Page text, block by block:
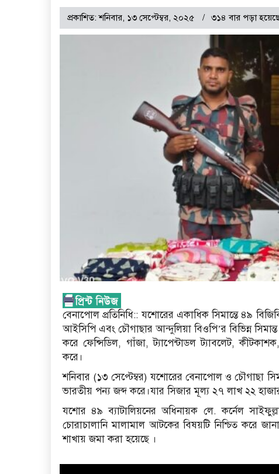
প্রকাশিত: শনিবার, ১৩ সেপ্টেম্বর, ২০২৫ ৩১৪ বার পড়া
বেনাপোল প্রতিনিধি:: যশোরের একাধিক সিমান্তে ৪৯
আইসিপি এবং চৌগাছার আন্দুলিয়া বিওপি’র বিভিন্ন
করে ফেন্সিডিল, গাঁজা, ট্যাপেন্টাডল ট্যাবলেট,
করে।
শনিবার (১৩ সেপ্টেম্বর) যশোরের বেনাপোল ও চৌগাছা
ভারতীয় পন্য জব্দ করে।যার সিজার মূল্য ২৭ লাখ ২২
যশোর ৪৯ ব্যাটালিয়নের অধিনায়ক লে. কর্নেল
চোরাচালানি মালামাল আটকের বিষয়টি নিশ্চিত
শাখায় জমা করা হয়েছে ।